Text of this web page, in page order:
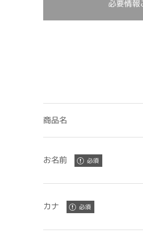
必要情報
商品名
お名前
カナ